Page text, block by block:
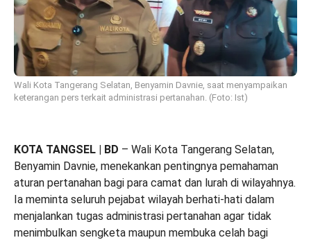
Wali Kota Tangerang Selatan, Benyamin Davnie, saat menyampaikan
keterangan pers terkait administrasi pertanahan. (Foto: Ist)
KOTA TANGSEL | BD – Wali Kota Tangerang Selatan,
Benyamin Davnie, menekankan pentingnya pemahaman
aturan pertanahan bagi para camat dan lurah di wilayahnya.
Ia meminta seluruh pejabat wilayah berhati-hati dalam
menjalankan tugas administrasi pertanahan agar tidak
menimbulkan sengketa maupun membuka celah bagi